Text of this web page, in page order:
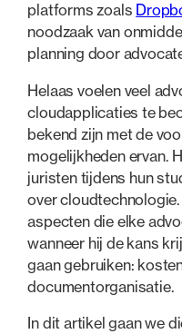
platforms zoals
noodzaak van
planning door
Helaas voelen veel
cloudapplicaties te
bekend zijn met de
mogelijkheden ervan.
juristen tijdens hun
over
aspecten die elke
wanneer hij de kans
gaan gebruiken:
documentorganisatie.
In dit artikel gaan we